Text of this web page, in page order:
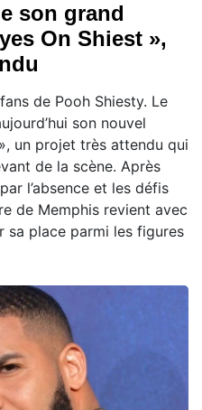
son grand
On Shiest »,
de Pooh Shiesty. Le
son nouvel
un projet très attendu qui
de la scène. Après
l’absence et les défis
de Memphis revient avec
sa place parmi les figures